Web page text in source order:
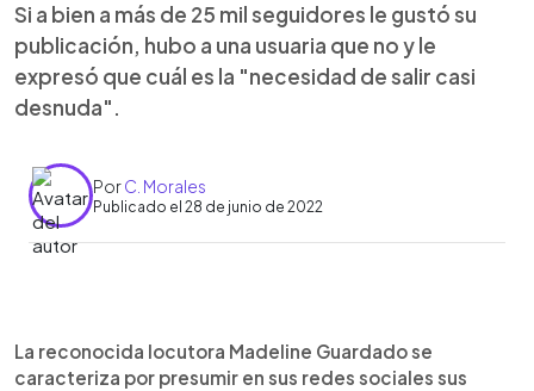
Si a bien a más de 25 mil seguidores le gustó su
publicación, hubo a una usuaria que no y le
expresó que cuál es la "necesidad de salir casi
desnuda".
PorC. Morales
Publicado el 28 de junio de 2022
Escuchar artículo
La reconocida locutora Madeline Guardado se
caracteriza por presumir en sus redes sociales sus